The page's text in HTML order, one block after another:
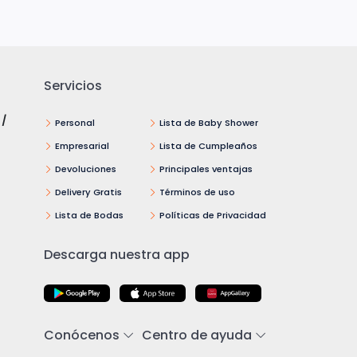
/
Servicios
Personal
Empresarial
Devoluciones
Delivery Gratis
Lista de Bodas
Lista de Baby Shower
Lista de Cumpleaños
Principales ventajas
Términos de uso
Políticas de Privacidad
Descarga nuestra app
Conócenos Centro de ayuda